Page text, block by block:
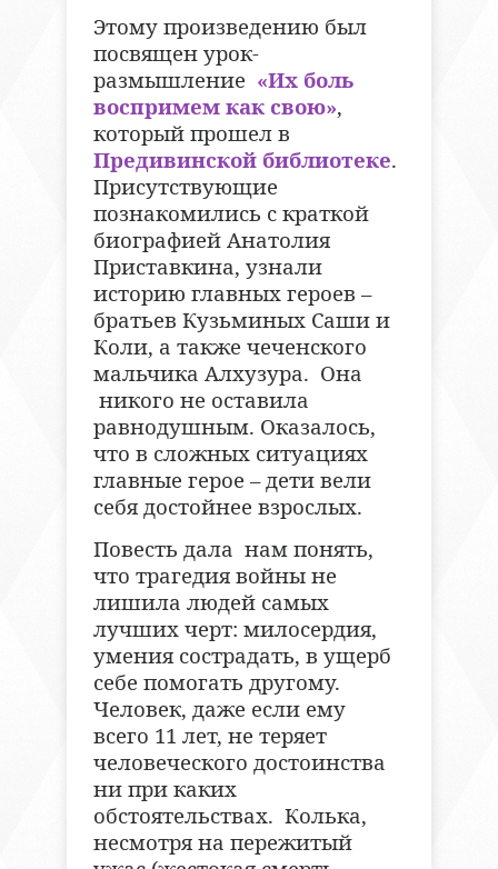
Этому произведению был
посвящен урок­­-
размышление «Их боль
воспримем как свою»,
который прошел в
Предивинской библиотеке.
Присутствующие
познакомились с краткой
биографией Анатолия
Приставкина, узнали
историю главных героев –
братьев Кузьминых Саши и
Коли, а также чеченского
мальчика Алхузура. Она
никого не оставила
равнодушным. Оказалось,
что в сложных ситуациях
главные герое – дети вели
себя достойнее взрослых.
Повесть дала нам понять,
что трагедия войны не
лишила людей самых
лучших черт: милосердия,
умения сострадать, в ущерб
себе помогать другому.
Человек, даже если ему
всего 11 лет, не теряет
человеческого достоинства
ни при каких
обстоятельствах. Колька,
несмотря на пережитый